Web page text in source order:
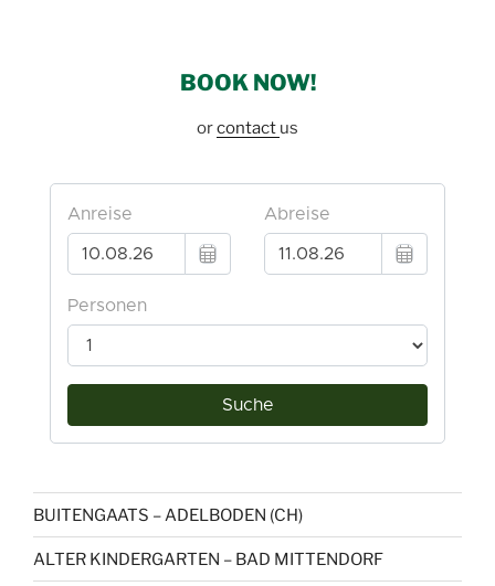
BOOK NOW!
orcontact us
BUITENGAATS – ADELBODEN (CH)
ALTER KINDERGARTEN – BAD MITTENDORF